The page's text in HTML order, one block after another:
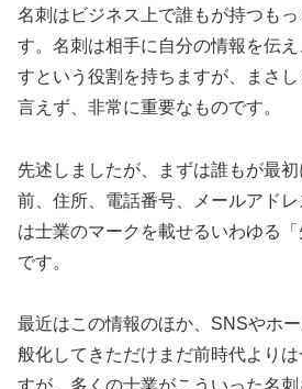
名刺はビジネス上で誰もが持つも
す。名刺は相手に自分の情報を伝
すという役割を持ちますが、まさ
言えず、非常に重要なものです。
先述しましたが、まずは誰もが最
前、住所、電話番号、メールアド
は士業のマークを載せるいわゆる
です。
最近はこの情報のほか、SNSやホ
般化してきただけまだ前時代より